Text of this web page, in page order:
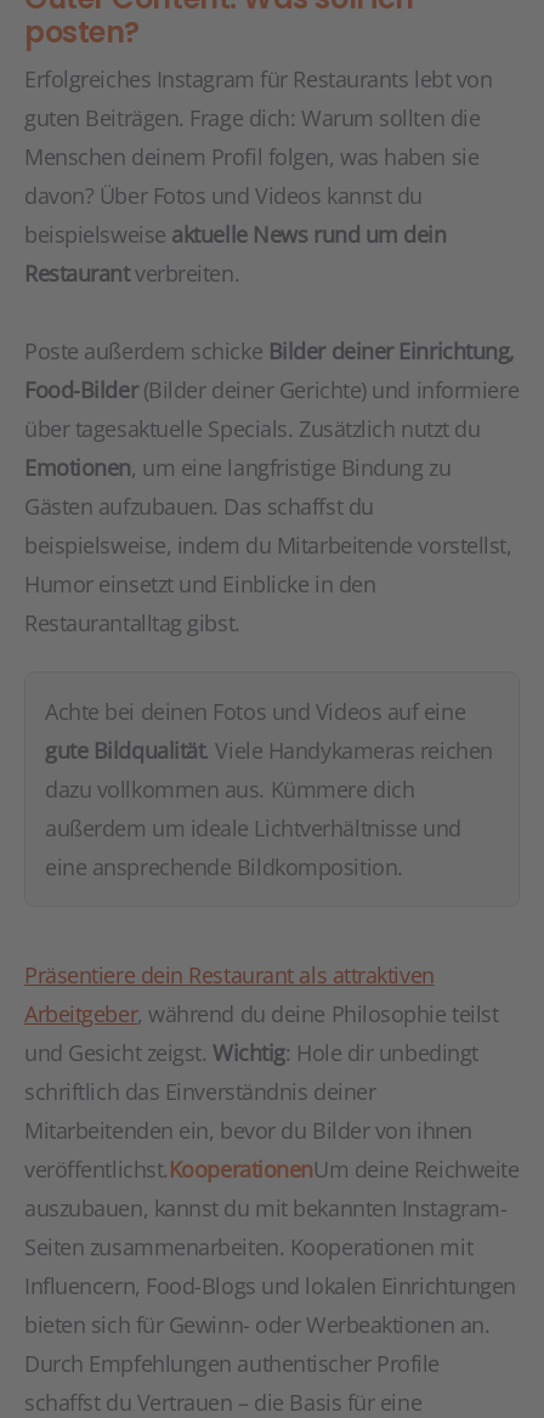
posten?
Erfolgreiches Instagram für Restaurants lebt von
guten Beiträgen. Frage dich: Warum sollten die
Menschen deinem Profil folgen, was haben sie
davon? Über Fotos und Videos kannst du
beispielsweise aktuelle News rund um dein
Restaurantverbreiten.
Poste außerdem schicke Bilder deiner Einrichtung,
Food-Bilder(Bilder deiner Gerichte) und informiere
über tagesaktuelle Specials. Zusätzlich nutzt du
Emotionen, um eine langfristige Bindung zu
Gästen aufzubauen. Das schaffst du
beispielsweise, indem du Mitarbeitende vorstellst,
Humor einsetzt und Einblicke in den
Restaurantalltag gibst.
Achte bei deinen Fotos und Videos auf eine
gute Bildqualität. Viele Handykameras reichen
dazu vollkommen aus. Kümmere dich
außerdem um ideale Lichtverhältnisse und
eine ansprechende Bildkomposition.
Präsentiere dein Restaurant als attraktiven
Arbeitgeber, während du deine Philosophie teilst
und Gesicht zeigst.Wichtig: Hole dir unbedingt
schriftlich das Einverständnis deiner
Mitarbeitenden ein, bevor du Bilder von ihnen
veröffentlichst.KooperationenUm deine Reichweite
auszubauen, kannst du mit bekannten Instagram-
Seiten zusammenarbeiten. Kooperationen mit
Influencern, Food-Blogs und lokalen Einrichtungen
bieten sich für Gewinn- oder Werbeaktionen an.
Durch Empfehlungen authentischer Profile
schaffst du Vertrauen – die Basis für eine